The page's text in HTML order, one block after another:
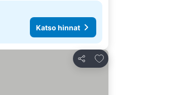
Katso hinnat
Jaa
Lisää suosikkeihin